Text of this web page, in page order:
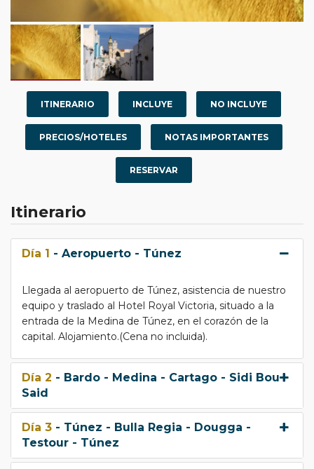
ITINERARIO INCLUYE NO INCLUYE
PRECIOS/HOTELES NOTAS IMPORTANTES
RESERVAR
Itinerario
Día 1 - Aeropuerto - Túnez
Llegada al aeropuerto de Túnez, asistencia de nuestro
equipo y traslado al Hotel Royal Victoria, situado a la
entrada de la Medina de Túnez, en el corazón de la
capital. Alojamiento.(Cena no incluida).
Día 2 - Bardo - Medina - Cartago - Sidi Bou
Said
Día 3 - Túnez - Bulla Regia - Dougga -
Testour - Túnez